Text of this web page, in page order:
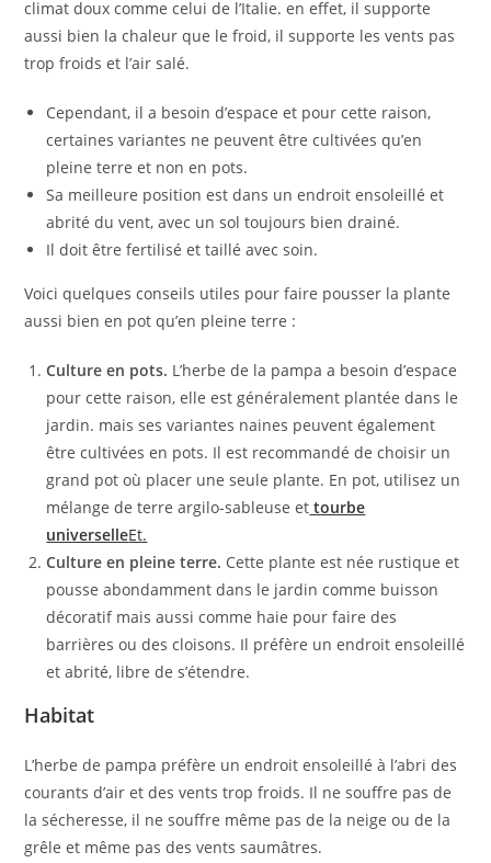
climat doux comme celui de l’Italie. en effet, il supporte
aussi bien la chaleur que le froid, il supporte les vents pas
trop froids et l’air salé.
Cependant, il a besoin d’espace et pour cette raison,
certaines variantes ne peuvent être cultivées qu’en
pleine terre et non en pots.
Sa meilleure position est dans un endroit ensoleillé et
abrité du vent, avec un sol toujours bien drainé.
Il doit être fertilisé et taillé avec soin.
Voici quelques conseils utiles pour faire pousser la plante
aussi bien en pot qu’en pleine terre :
Culture en pots. L’herbe de la pampa a besoin d’espace
pour cette raison, elle est généralement plantée dans le
jardin. mais ses variantes naines peuvent également
être cultivées en pots. Il est recommandé de choisir un
grand pot où placer une seule plante. En pot, utilisez un
mélange de terre argilo-sableuse et tourbe
universelleEt.
Culture en pleine terre. Cette plante est née rustique et
pousse abondamment dans le jardin comme buisson
décoratif mais aussi comme haie pour faire des
barrières ou des cloisons. Il préfère un endroit ensoleillé
et abrité, libre de s’étendre.
Habitat
L’herbe de pampa préfère un endroit ensoleillé à l’abri des
courants d’air et des vents trop froids. Il ne souffre pas de
la sécheresse, il ne souffre même pas de la neige ou de la
grêle et même pas des vents saumâtres.